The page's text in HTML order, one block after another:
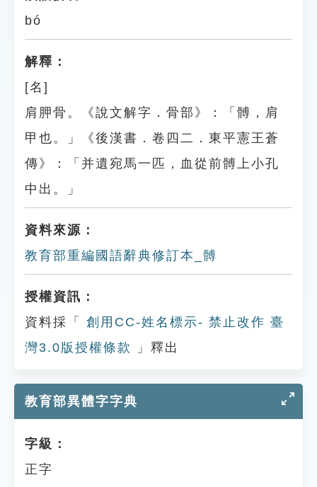
bó
解釋：
[名]
肩胛骨。《說文解字．骨部》：「髆，肩
甲也。」《後漢書．卷四二．東平憲王蒼
傳》：「并遺宛馬一匹，血從前髆上小孔
中出。」
資料來源：
教育部重編國語辭典修訂本_髆
授權資訊：
資料採「
創用CC-姓名標示- 禁止改作 臺
灣3.0版授權條款
」釋出
教育部異體字字典
字級：
正字